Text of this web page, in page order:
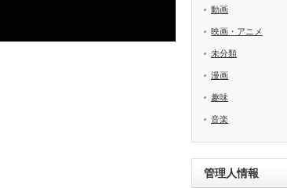
動画
映画・アニメ
未分類
漫画
趣味
音楽
管理人情報